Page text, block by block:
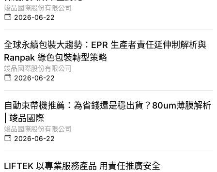
竣品國際股份有限公司
2026-06-22
全球永續包裝大趨勢：EPR 生產者責任延伸制解析與
Ranpak 綠色包裝轉型策略
竣品國際股份有限公司
2026-06-22
自動束帶機推薦：為省錢還是穩出貨？80um薄膜解析
| 竣品國際
竣品國際股份有限公司
2026-06-22
LIFTEK 以專業服務產品 用責任推廣安全